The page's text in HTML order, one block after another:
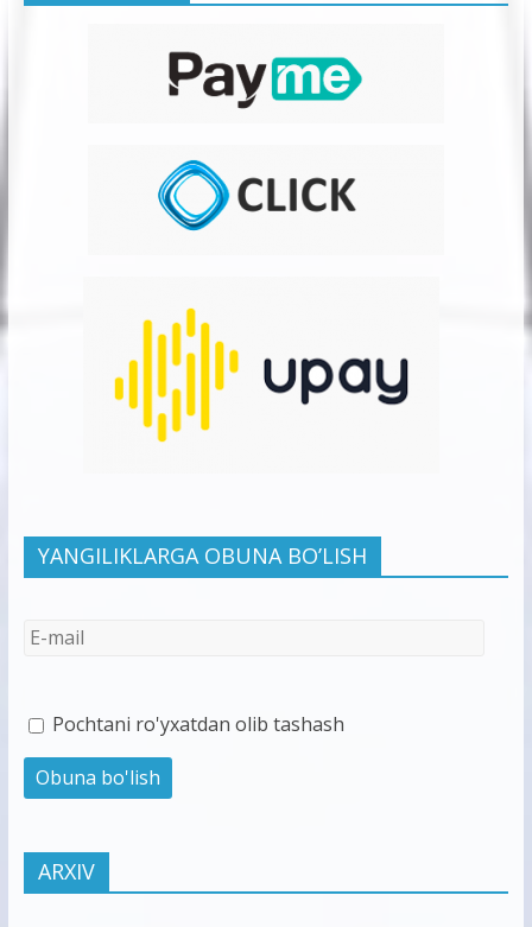
YANGILIKLARGA OBUNA BO’LISH
Pochtani ro'yxatdan olib tashash
ARXIV